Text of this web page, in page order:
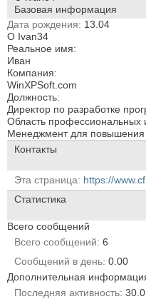
Базовая информация
Дата рождения
13.04
О Ivan34
Реальное имя:
Иван
Компания:
WinXPSoft.com
Должность:
Директор по разработке
Область профессиональных
Менеджмент для повышения
Контакты
Эта страница
https://
Статистика
Всего сообщений
Всего сообщений 6
Сообщений в день 0.00
Дополнительная
Последняя активность